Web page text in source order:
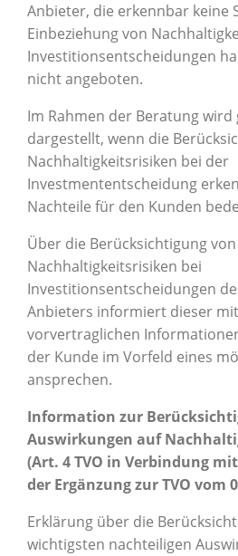
Anbieter, die erkennbar keine
Einbeziehung von
Investitionsentscheidungen
nicht angeboten.
Im Rahmen der Beratung
dargestellt, wenn die
Nachhaltigkeitsrisiken bei der
Investmententscheidung
Nachteile für den Kunden
Über die Berücksichtigung von
Nachhaltigkeitsrisiken bei
Investitionsentscheidungen
Anbieters informiert dieser
vorvertraglichen
der Kunde im Vorfeld eines
ansprechen.
Information zur
Auswirkungen auf
(Art. 4 TVO in Verbindung
der Ergänzung zur TVO vom
Erklärung über die
wichtigsten nachteiligen